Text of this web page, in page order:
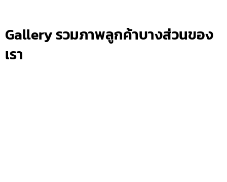
Gallery รวมภาพลูกค้าบางส่วนของ
เรา